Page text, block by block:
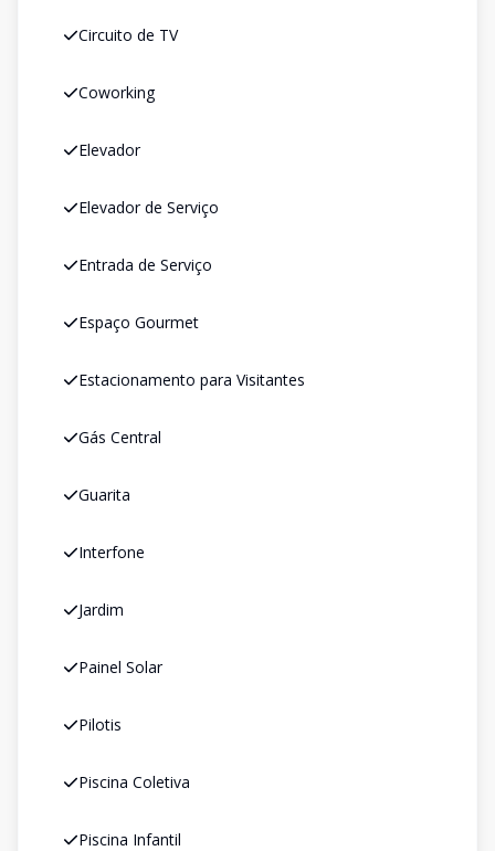
Circuito de TV
Coworking
Elevador
Elevador de Serviço
Entrada de Serviço
Espaço Gourmet
Estacionamento para Visitantes
Gás Central
Guarita
Interfone
Jardim
Painel Solar
Pilotis
Piscina Coletiva
Piscina Infantil